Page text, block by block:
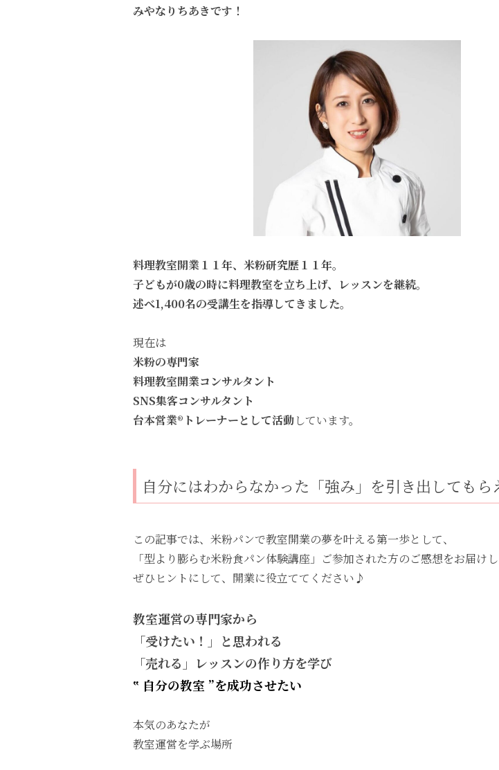
みやなりちあきです！
料理教室開業１１年、米粉研究歴１１年。
子どもが0歳の時に料理教室を立ち上げ、レッスンを継続。
述べ1,400名の受講生を指導してきました。
現在は
米粉の専門家
料理教室開業コンサルタント
SNS集客コンサルタント
台本営業®︎トレーナーとして活動しています。
自分にはわからなかった「強み」を引き出してもら
この記事では、米粉パンで教室開業の夢を叶える第一歩として、
「型より膨らむ米粉食パン体験講座」ご参加された方のご感想をお届けし
ぜひヒントにして、開業に役立ててください♪
教室運営の専門家から
「受けたい！」と思われる
「売れる」レッスンの作り方を学び
‟ 自分の教室 ”を成功させたい
本気のあなたが
教室運営を学ぶ場所